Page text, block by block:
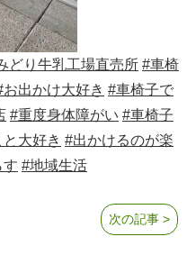
どり牛乳工場直売所 #車椅
お出かけ大好き #車椅子で
#重度身体障がい #車椅子
大好き #出かけるのが楽
す #地域生活
次の記事 >